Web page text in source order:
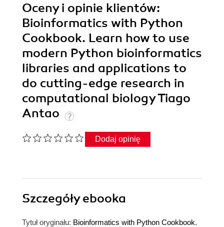
Oceny i opinie klientów:
Bioinformatics with Python
Cookbook. Learn how to use
modern Python bioinformatics
libraries and applications to
do cutting-edge research in
computational biology Tiago
Antao
Dodaj opinię
Szczegółyebooka
Tytuł oryginału: Bioinformatics with Python Cookbook.